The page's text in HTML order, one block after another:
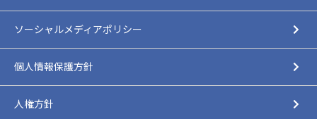
ソーシャルメディアポリシー
個人情報保護方針
人権方針